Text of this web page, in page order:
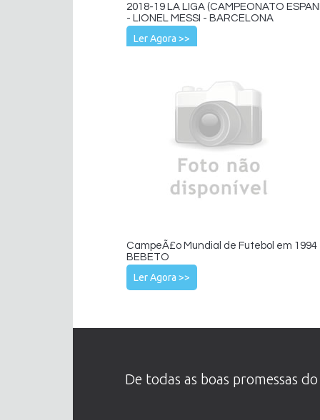
2018-19 LA LIGA (CAMPEONATO
- LIONEL MESSI - BARCELONA
Ler Agora >>
CampeÃ£o Mundial de Futebol em 1994
BEBETO
Ler Agora >>
De todas as boas promessas